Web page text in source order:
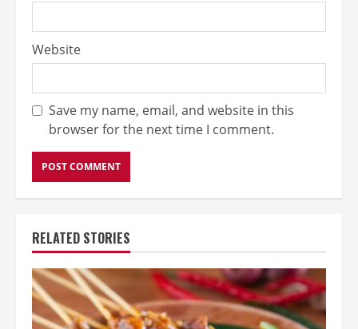
Website
Save my name, email, and website in this
browser for the next time I comment.
RELATED STORIES